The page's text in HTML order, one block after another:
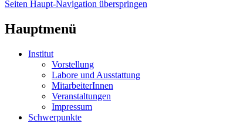
Seiten Haupt-Navigation überspringen
Hauptmenü
Institut
Vorstellung
Labore und Ausstattung
MitarbeiterInnen
Veranstaltungen
Impressum
Schwerpunkte